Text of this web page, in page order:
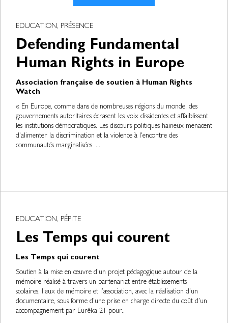
EDUCATION, PRÉSENCE
Defending Fundamental
Human Rights in Europe
Association française de soutien à Human Rights
Watch
« En Europe, comme dans de nombreuses régions du monde, des
gouvernements autoritaires écrasent les voix dissidentes et affaiblissent
les institutions démocratiques. Les discours politiques haineux menacent
d'alimenter la discrimination et la violence à l'encontre des
communautés marginalisées. ...
EDUCATION, PÉPITE
Les Temps qui courent
Les Temps qui courent
Soutien à la mise en œuvre d’un projet pédagogique autour de la
mémoire réalisé à travers un partenariat entre établissements
scolaires, lieux de mémoire et l’association, avec la réalisation d’un
documentaire, sous forme d’une prise en charge directe du coût d’un
accompagnement par Eurêka 21 pour..